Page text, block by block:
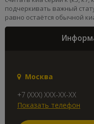
подчеркивать важный
равно остаётся обычной
Москва
+7 (XXX) XXX-XX-XX
Показать телефон